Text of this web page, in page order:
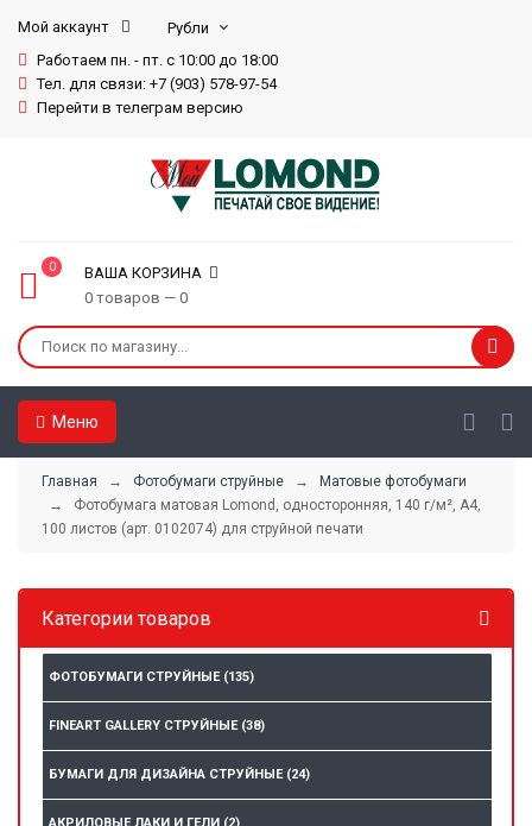
Мой аккаунт
Работаем пн. - пт. с 10:00 до 18:00
Тел. для связи: +7 (903) 578-97-54
Перейти в телеграм версию
0
ВАША КОРЗИНА
0 товаров — 0
Меню
Главная → Фотобумаги струйные →
Матовые фотобумаги
→ Фотобумага матовая Lomond, односторонняя, 140 г/м², A4,
100 листов (арт. 0102074) для струйной печати
Категории товаров
ФОТОБУМАГИ СТРУЙНЫЕ (135)
FINEART GALLERY СТРУЙНЫЕ (38)
БУМАГИ ДЛЯ ДИЗАЙНА СТРУЙНЫЕ (24)